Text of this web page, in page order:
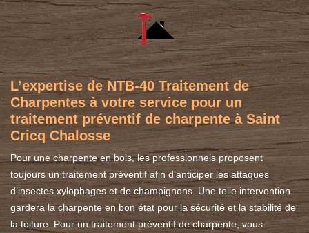
L’expertise de NTB-40 Traitement de
Charpentes à votre service pour un
traitement préventif de charpente à Saint
Cricq Chalosse
Pour une charpente en bois, les professionnels proposent
toujours un traitement préventif afin d’anticiper les attaques
d’insectes xylophages et de champignons. Une telle intervention
gardera la charpente en bon état pour la sécurité et la stabilité de
la toiture. Pour un traitement préventif de charpente, vous